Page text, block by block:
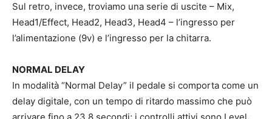
Sul retro, invece, troviamo una serie di uscite – Mix,
Head1/Effect, Head2, Head3, Head4 – l’ingresso per
l’alimentazione (9v) e l’ingresso per la chitarra.
NORMAL DELAY
In modalità “Normal Delay” il pedale si comporta come un
delay digitale, con un tempo di ritardo massimo che può